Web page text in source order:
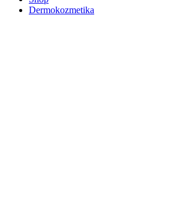
Dermokozmetika